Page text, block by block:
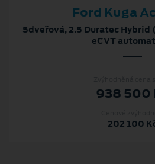
Ford Kuga
5dveřová, 2.5 Duratec Hybrid
eCVT
938 500
202 100